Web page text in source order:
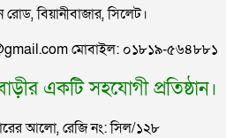
প্রাণ গেল যুবকের
রোড, বিয়ানীবাজার, সিলেট।
মোবাইল: ০১৮১৯-৫৬৪৮৮১
একটি সহযোগী প্রতিষ্ঠান।
আলো, রেজি নং: সিল/১২৮